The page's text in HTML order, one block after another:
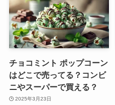
チョコミント ポップコーン
はどこで売ってる？コンビ
ニやスーパーで買える？
2025年3月23日